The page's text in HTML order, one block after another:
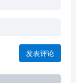
发表评论